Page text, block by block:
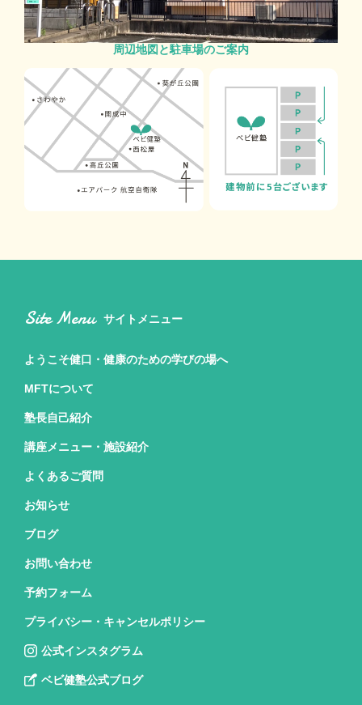
周辺地図と駐車場のご案内
Site Menu サイトメニュー
ようこそ健口・健康のための学びの場へ
MFTについて
塾長自己紹介
講座メニュー・施設紹介
よくあるご質問
お知らせ
ブログ
お問い合わせ
予約フォーム
プライバシー・キャンセルポリシー
公式インスタグラム
ベビ健塾公式ブログ